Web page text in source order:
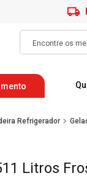
Refrigerador
Litros